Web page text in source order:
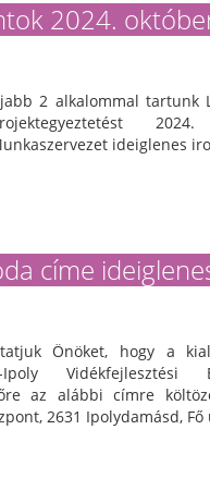
2024.
2 alkalommal tartunk
ideiglenes
címe
Önöket, hogy a
Ipoly Vidékfejlesztési
az alábbi címre
2631 Ipolydamásd, Fő